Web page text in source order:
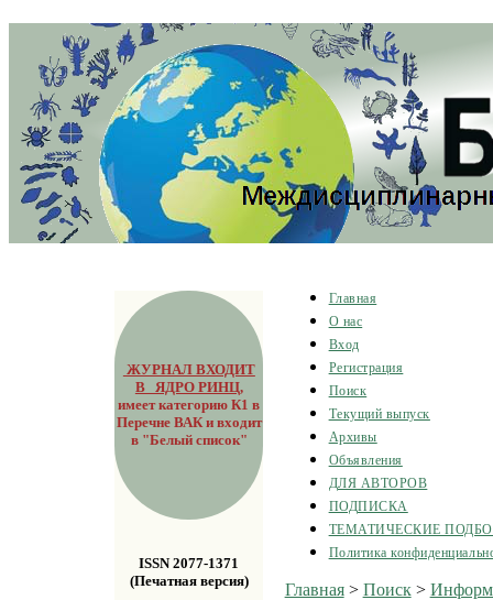
ЖУРНАЛ ВХОДИТ
В ЯДРО РИНЦ,
имеет категорию К1 в
Перечне ВАК и входит
в "Белый список"
ISSN 2077-1371
(Печатная версия)
Главная
О нас
Вход
Регистрация
Поиск
Текущий выпуск
Архивы
Объявления
ДЛЯ АВТОРОВ
ПОДПИСКА
ТЕМАТИЧЕСКИЕ
Политика
Главная> Поиск>